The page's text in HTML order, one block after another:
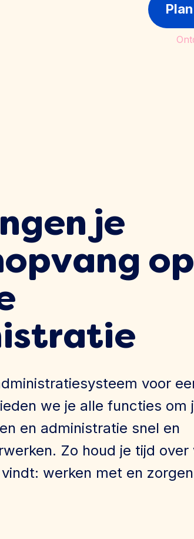
je
op
voor
we je alle functies om
en administratie snel en
Zo houd je tijd over
werken met en